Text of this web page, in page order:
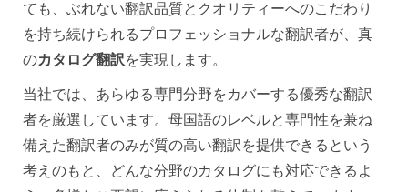
ても、ぶれない翻訳品質とクオリティーへのこだわり
を持ち続けられるプロフェッショナルな翻訳者が、真
のカタログ翻訳を実現します。
当社では、あらゆる専門分野をカバーする優秀な翻訳
者を厳選しています。母国語のレベルと専門性を兼ね
備えた翻訳者のみが質の高い翻訳を提供できるという
考えのもと、どんな分野のカタログにも対応できるよ